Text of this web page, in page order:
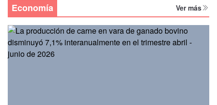
Economía Ver más